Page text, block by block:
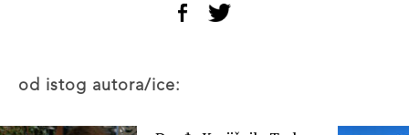
od istog autora/ice: